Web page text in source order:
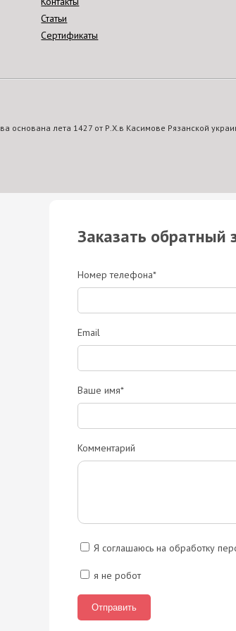
Статьи
Сертификаты
основана лета 1427 от Р.Х.в Касимове Рязанской
Заказать обратный
Номер телефона*
Email
Ваше имя*
Комментарий
Я соглашаюсь на обработку
я не робот